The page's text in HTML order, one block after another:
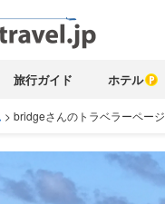
旅行ガイド ホテル
> bridgeさんのトラベラーページ